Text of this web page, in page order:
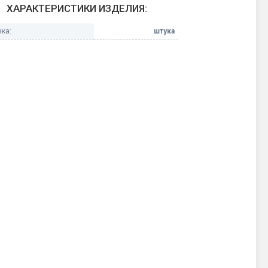
ХАРАКТЕРИСТИКИ ИЗДЕЛИЯ:
штука